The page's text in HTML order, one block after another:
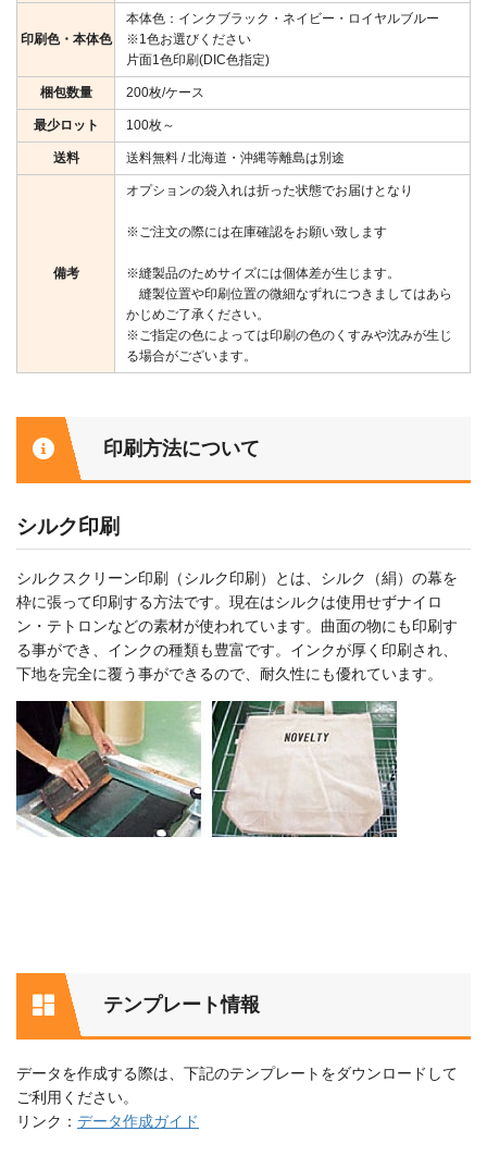
印刷色・本体色
本体色：インクブラック・ネイビー・ロイヤルブルー
※1色お選びください
片面1色印刷(DIC色指定)
梱包数量 200枚/ケース
最少ロット 100枚～
送料 送料無料 / 北海道・沖縄等離島は別途
備考
オプションの袋入れは折った状態でお届けとなり
※ご注文の際には在庫確認をお願い致します
※縫製品のためサイズには個体差が生じます。
縫製位置や印刷位置の微細なずれにつきましてはあら
かじめご了承ください。
※ご指定の色によっては印刷の色のくすみや沈みが生じ
る場合がございます。
印刷方法について
シルク印刷
シルクスクリーン印刷（シルク印刷）とは、シルク（絹）の幕を
枠に張って印刷する方法です。現在はシルクは使用せずナイロ
ン・テトロンなどの素材が使われています。曲面の物にも印刷す
る事ができ、インクの種類も豊富です。インクが厚く印刷され、
下地を完全に覆う事ができるので、耐久性にも優れています。
テンプレート情報
データを作成する際は、下記のテンプレートをダウンロードして
ご利用ください。
リンク： データ作成ガイド